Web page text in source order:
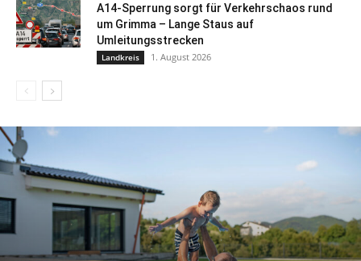
A14-Sperrung sorgt für Verkehrschaos rund
um Grimma – Lange Staus auf
Umleitungsstrecken
Landkreis 1. August 2026